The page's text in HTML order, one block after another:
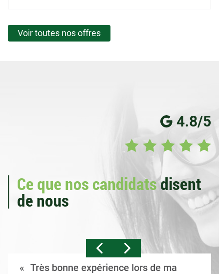
Voir toutes nos offres
4.8/5
Ce que nos candidatsdisent
de nous
Très bonne expérience lors de ma